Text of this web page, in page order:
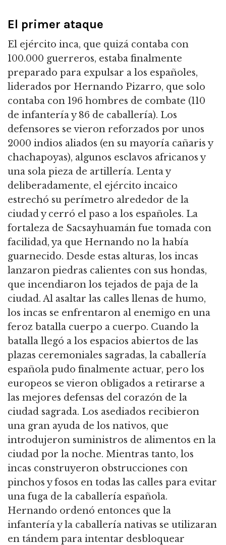
El primer ataque
El ejército inca, que quizá contaba con
100.000 guerreros, estaba finalmente
preparado para expulsar a los españoles,
liderados por Hernando Pizarro, que solo
contaba con 196 hombres de combate (110
de infantería y 86 de caballería). Los
defensores se vieron reforzados por unos
2000 indios aliados (en su mayoría cañaris y
chachapoyas), algunos esclavos africanos y
una sola pieza de artillería. Lenta y
deliberadamente, el ejército incaico
estrechó su perímetro alrededor de la
ciudad y cerró el paso a los españoles. La
fortaleza de Sacsayhuamán fue tomada con
facilidad, ya que Hernando no la había
guarnecido. Desde estas alturas, los incas
lanzaron piedras calientes con sus hondas,
que incendiaron los tejados de paja de la
ciudad. Al asaltar las calles llenas de humo,
los incas se enfrentaron al enemigo en una
feroz batalla cuerpo a cuerpo. Cuando la
batalla llegó a los espacios abiertos de las
plazas ceremoniales sagradas, la caballería
española pudo finalmente actuar, pero los
europeos se vieron obligados a retirarse a
las mejores defensas del corazón de la
ciudad sagrada. Los asediados recibieron
una gran ayuda de los nativos, que
introdujeron suministros de alimentos en la
ciudad por la noche. Mientras tanto, los
incas construyeron obstrucciones con
pinchos y fosos en todas las calles para evitar
una fuga de la caballería española.
Hernando ordenó entonces que la
infantería y la caballería nativas se utilizaran
en tándem para intentar desbloquear